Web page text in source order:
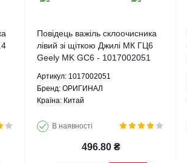
Повідець важіль склоочисника
лівий зі щіткою Джилі МК ГЦ6
Geely MK GC6 - 1017002051
Артикул: 1017002051
Брeнд: ОРИГИНАЛ
Країна: Китай
В наявності
496.80₴